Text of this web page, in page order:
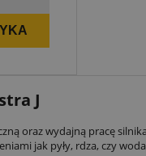
J
oraz wydajną pracę
jak pyły, rdza, czy